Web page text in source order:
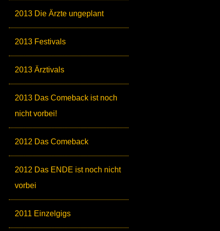
2013 Die Ärzte ungeplant
2013 Festivals
2013 Ärztivals
2013 Das Comeback ist noch
nicht vorbei!
2012 Das Comeback
2012 Das ENDE ist noch nicht
vorbei
2011 Einzelgigs